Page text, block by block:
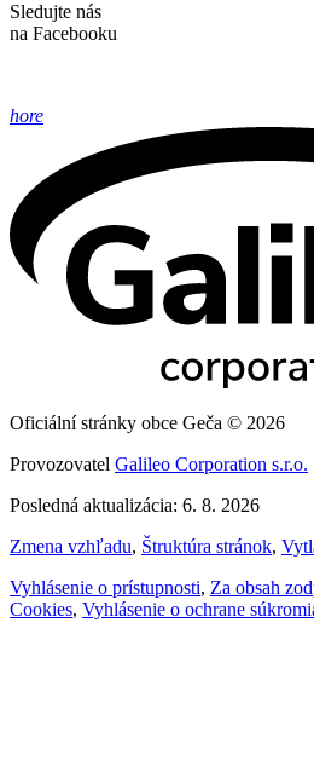
Sledujte nás
na Facebooku
hore
Oficiální stránky obce Geča © 2026
Provozovatel Galileo Corporation s.r.o.
Posledná aktualizácia: 6. 8. 2026
Zmena vzhľadu, Štruktúra stránok,
Vyhlásenie o prístupnosti, Za obsah
Cookies, Vyhlásenie o ochrane